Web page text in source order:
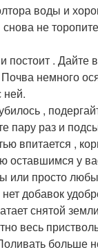
воды и
не
постоит . Дайте
Почва немного
ней.
,
пару раз и
впитается ,
оставшимся у
или просто
добавок
снятой
весь
больше